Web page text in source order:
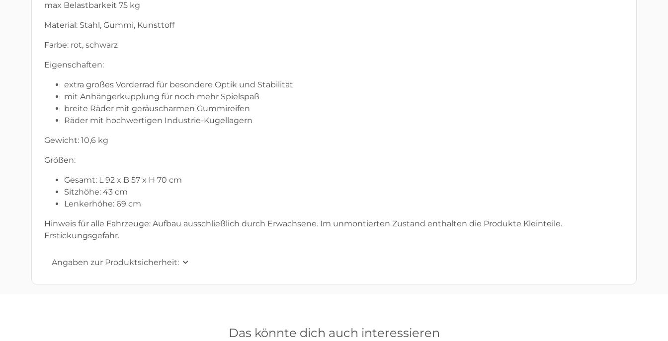
max Belastbarkeit 75 kg
Material: Stahl, Gummi, Kunsttoff
Farbe: rot, schwarz
Eigenschaften:
extra großes Vorderrad für besondere Optik und Stabilität
mit Anhängerkupplung für noch mehr Spielspaß
breite Räder mit geräuscharmen Gummireifen
Räder mit hochwertigen Industrie-Kugellagern
Gewicht: 10,6 kg
Größen:
Gesamt: L 92 x B 57 x H 70 cm
Sitzhöhe: 43 cm
Lenkerhöhe: 69 cm
Hinweis für alle Fahrzeuge: Aufbau ausschließlich durch Erwachsene. Im unmontierten Zustand enthalten die Produkte Kleinteile.
Erstickungsgefahr.
Angaben zur Produktsicherheit:
Das könnte dich auch interessieren